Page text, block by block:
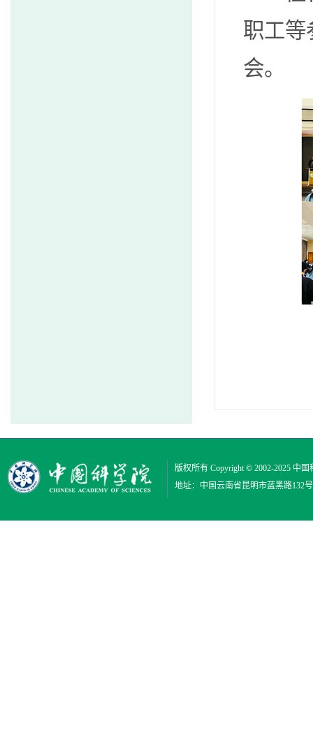
职工等
会。
版权所有 Copyright © 2002-2025 中国
地址：中国云南省昆明市蓝黑路